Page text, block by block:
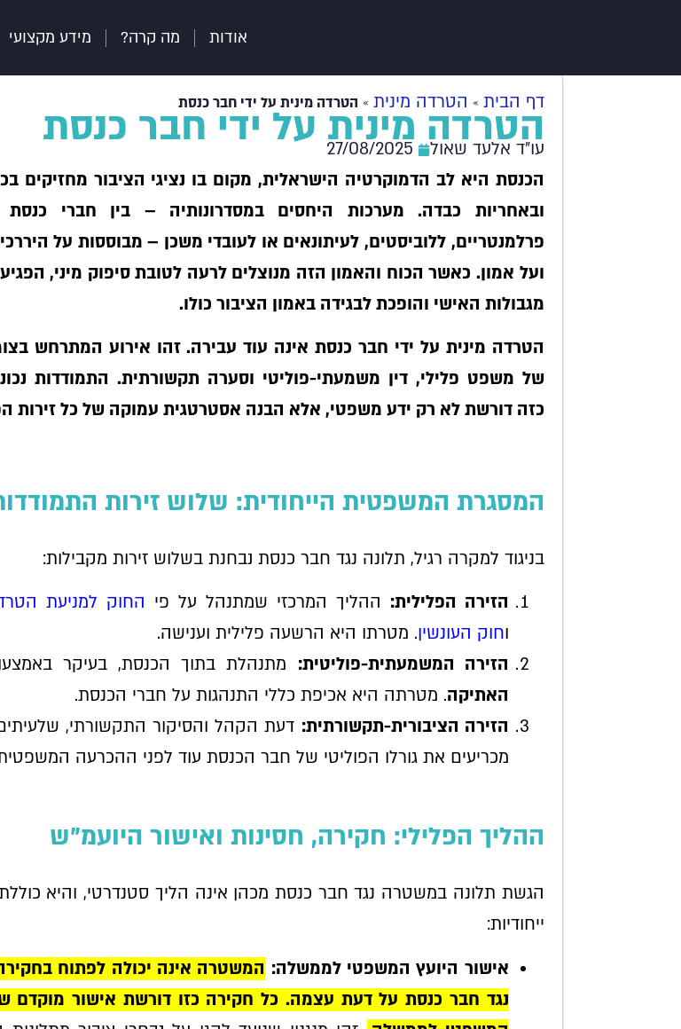
אודות מה קרה? מידע מקצועי
דף הבית » הטרדה מינית » הטרדה מינית על ידי חבר כנסת
הטרדה מינית על ידי חבר כנסת
עו"ד אלעד שאול
27/08/2025
הכנסת היא לב הדמוקרטיה הישראלית, מקום בו נציגי הציבור מחזיקים
ובאחריות כבדה. מערכות היחסים במסדרונותיה – בין חברי כנסת
פרלמנטריים, ללוביסטים, לעיתונאים או לעובדי משכן – מבוססות על
ועל אמון. כאשר הכוח והאמון הזה מנוצלים לרעה לטובת סיפוק מיני,
מגבולות האישי והופכת לבגידה באמון הציבור כולו.
הטרדה מינית על ידי חבר כנסת אינה עוד עבירה. זהו אירוע המתרחש
של משפט פלילי, דין משמעתי-פוליטי וסערה תקשורתית. התמודדות
כזה דורשת לא רק ידע משפטי, אלא הבנה אסטרטגית עמוקה של כל זירות
המסגרת המשפטית הייחודית: שלוש זירות
בניגוד למקרה רגיל, תלונה נגד חבר כנסת נבחנת בשלוש זירות מקבילות:
הזירה הפלילית: ההליך המרכזי שמתנהל על פי החוק למניעת
וחוק העונשין. מטרתו היא הרשעה פלילית וענישה.
הזירה המשמעתית-פוליטית: מתנהלת בתוך הכנסת, בעיקר
האתיקה. מטרתה היא אכיפת כללי התנהגות על חברי הכנסת.
הזירה הציבורית-תקשורתית: דעת הקהל והסיקור התקשורתי,
מכריעים את גורלו הפוליטי של חבר הכנסת עוד לפני ההכרעה
ההליך הפלילי: חקירה, חסינות ואישור היועמ"ש
הגשת תלונה במשטרה נגד חבר כנסת מכהן אינה הליך סטנדרטי, והיא
ייחודיות:
אישור היועץ המשפטי לממשלה: המשטרה אינה יכולה לפתוח
נגד חבר כנסת על דעת עצמה. כל חקירה כזו דורשת אישור מוקדם